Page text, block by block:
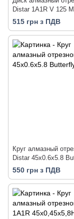
Distar 1A1R V 125
515 грн з ПДВ
Круг алмазный
Distar 45x0.6x5.8
550 грн з ПДВ